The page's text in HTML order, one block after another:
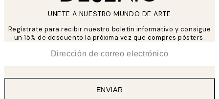
UNETE A NUESTRO MUNDO DE ARTE
Regístrate para recibir nuestro boletín informativo y consigue
un 15% de descuento la próxima vez que compres pósters.
ENVIAR